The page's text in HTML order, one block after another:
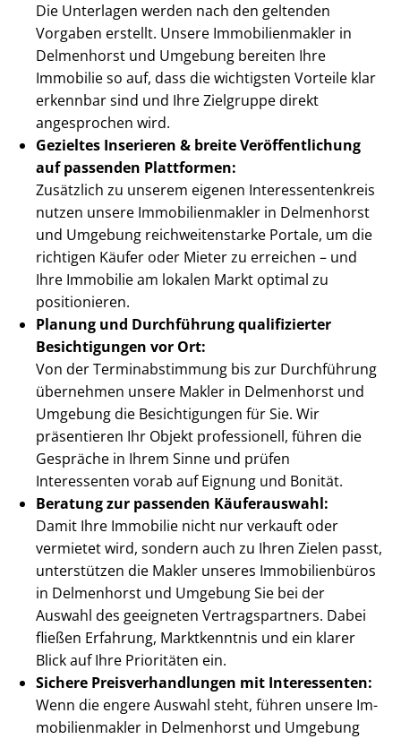
Die Unterlagen werden nach den geltenden
Vorgaben erstellt. Unsere Im­mo­bi­li­en­mak­ler in
Delmenhorst und Umgebung bereiten Ihre
Immobilie so auf, dass die wichtigsten Vorteile klar
erkennbar sind und Ihre Zielgruppe direkt
angesprochen wird.
Gezieltes Inserieren & breite Ver­öf­fent­li­chung
auf passenden Plattformen:
Zusätzlich zu unserem eigenen In­ter­es­sen­ten­kreis
nutzen unsere Im­mo­bi­li­en­mak­ler in Delmenhorst
und Umgebung reich­wei­ten­star­ke Portale, um die
richtigen Käufer oder Mieter zu erreichen – und
Ihre Immobilie am lokalen Markt optimal zu
positionieren.
Planung und Durchführung qualifizierter
Besichtigungen vor Ort:
Von der Ter­min­ab­stim­mung bis zur Durchführung
übernehmen unsere Makler in Delmenhorst und
Umgebung die Besichtigungen für Sie. Wir
präsentieren Ihr Objekt professionell, führen die
Gespräche in Ihrem Sinne und prüfen
Interessenten vorab auf Eignung und Bonität.
Beratung zur passenden Käuferauswahl:
Damit Ihre Immobilie nicht nur verkauft oder
vermietet wird, sondern auch zu Ihren Zielen passt,
unterstützen die Makler unseres Immobilienbüros
in Delmenhorst und Umgebung Sie bei der
Auswahl des geeigneten Ver­trags­part­ners. Dabei
fließen Erfahrung, Marktkenntnis und ein klarer
Blick auf Ihre Prioritäten ein.
Sichere Preis­ver­hand­lun­gen mit Interessenten:
Wenn die engere Auswahl steht, führen unsere Im­
mo­bi­li­en­mak­ler in Delmenhorst und Umgebung